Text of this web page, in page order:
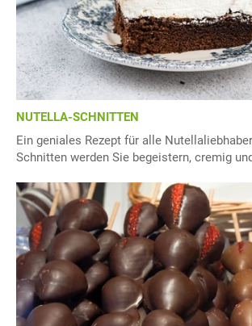
NUTELLA-SCHNITTEN
Ein geniales Rezept für alle
Schnitten werden Sie begeistern, cremig